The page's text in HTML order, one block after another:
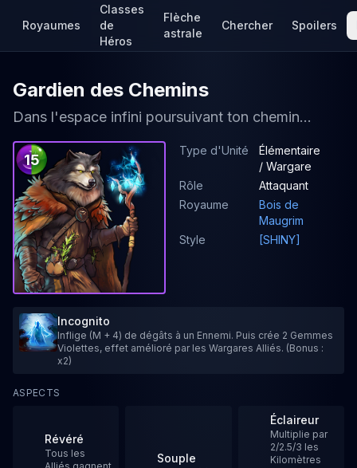
Royaumes
Classes
de
Héros
Flèche
astrale
Chercher Spoilers
Gardien des Chemins
Dans l'espace infini poursuivant ton chemin...
15
Type d'Unité
Élémentaire
/ Wargare
Rôle
Attaquant
Royaume
Bois de
Maugrim
Style
[SHINY]
Incognito
Inflige (M + 4) de dégâts à un Ennemi. Puis crée 2 Gemmes
Violettes, effet amélioré par les Wargares Alliés. (Bonus :
x2)
ASPECTS
Révéré
Tous les
Souple
Éclaireur
Multiplie par
2/2.5/3 les
Kilomètres